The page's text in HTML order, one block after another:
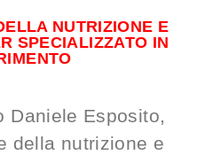
NUTRIZIONE E
SPECIALIZZATO IN
Daniele Esposito,
della nutrizione e